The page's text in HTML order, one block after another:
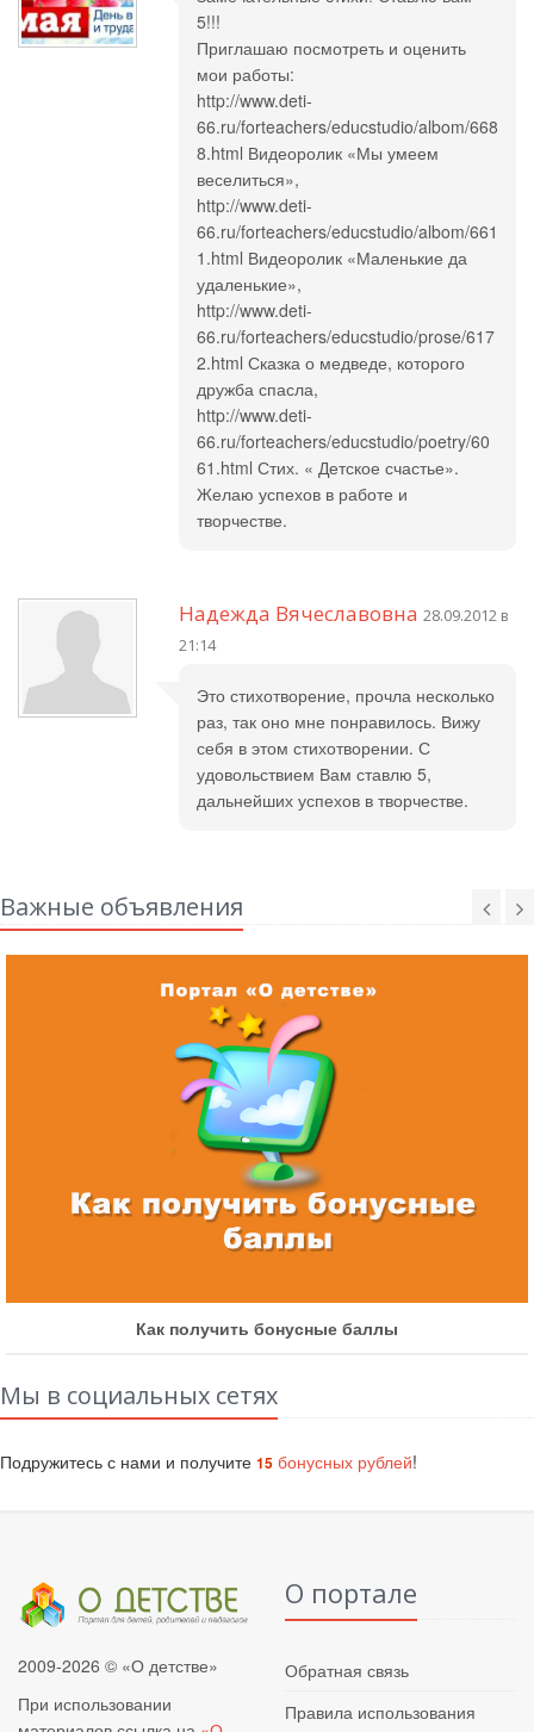
5!!!
Приглашаю посмотреть и оценить
мои работы:
http://www.deti-
66.ru/forteachers/educstudio/albom/668
8.html Видеоролик «Мы умеем
веселиться»,
http://www.deti-
66.ru/forteachers/educstudio/albom/661
1.html Видеоролик «Маленькие да
удаленькие»,
http://www.deti-
66.ru/forteachers/educstudio/prose/617
2.html Сказка о медведе, которого
дружба спасла,
http://www.deti-
66.ru/forteachers/educstudio/poetry/60
61.html Стих. « Детское счастье».
Желаю успехов в работе и
творчестве.
Надежда Вячеславовна 28.09.2012 в
21:14
Это стихотворение, прочла несколько
раз, так оно мне понравилось. Вижу
себя в этом стихотворении. С
удовольствием Вам ставлю 5,
дальнейших успехов в творчестве.
Важные объявления
Как получить бонусные баллы
Мы в социальных сетях
Подружитесь с нами и получите 15 бонусных рублей!
2009-2026 © «О детстве»
При использовании
О портале
Обратная связь
Правила использования